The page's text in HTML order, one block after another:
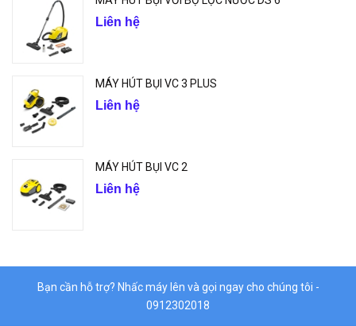
Liên hệ
MÁY HÚT BỤI VC 3 PLUS
Liên hệ
MÁY HÚT BỤI VC 2
Liên hệ
Bạn cần hỗ trợ? Nhấc máy lên và gọi ngay cho chúng tôi -
0912302018